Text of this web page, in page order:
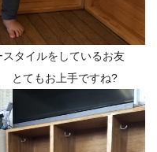
タイルをしているお友
とてもお上手ですね?